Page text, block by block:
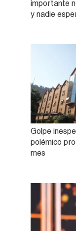
importante
y nadie
Golpe
polémico
mes